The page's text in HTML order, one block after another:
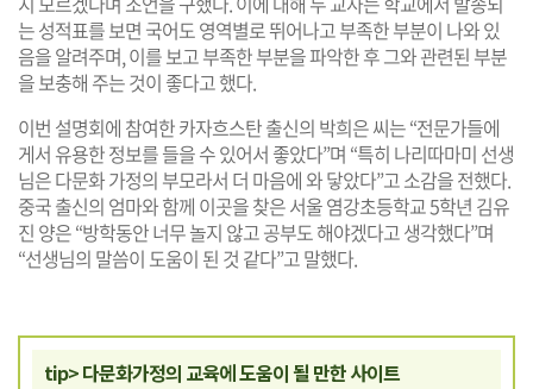
는 성적표를 보면 국어도 영역별로 뛰어나고 부족한 부분이 나와 있
음을 알려주며, 이를 보고 부족한 부분을 파악한 후 그와 관련된 부분
을 보충해 주는 것이 좋다고 했다.
이번 설명회에 참여한 카자흐스탄 출신의 박희은 씨는 “전문가들에
게서 유용한 정보를 들을 수 있어서 좋았다”며 “특히 나리따마미 선생
님은 다문화 가정의 부모라서 더 마음에 와 닿았다”고 소감을 전했다.
중국 출신의 엄마와 함께 이곳을 찾은 서울 염강초등학교 5학년 김유
진 양은 “방학동안 너무 놀지 않고 공부도 해야겠다고 생각했다”며
“선생님의 말씀이 도움이 된 것 같다”고 말했다.
tip> 다문화가정의 교육에 도움이 될 만한 사이트